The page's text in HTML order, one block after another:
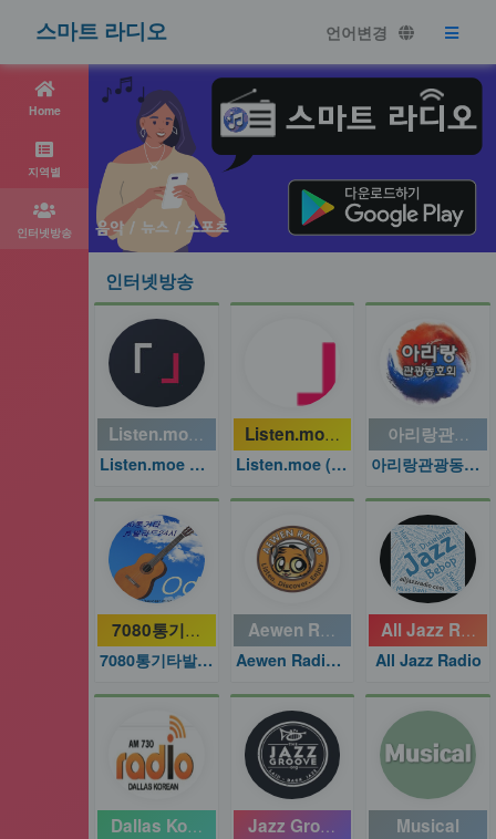
스마트 라디오 언어변경
Home
지역별
인터넷방송
인터넷방송
Listen.moe Kpop
Listen.moe Kpop
Listen.moe (K-Pop)2
Listen.moe (K-Pop)2
아리랑관광동
아리랑관광동호회
7080통기타발라드24시
7080통기타발라드24시
Aewen Radio
Aewen Radio KPOP
All Jazz Radio
All Jazz Radio
Dallas Korean RadioJazz Groove Musical